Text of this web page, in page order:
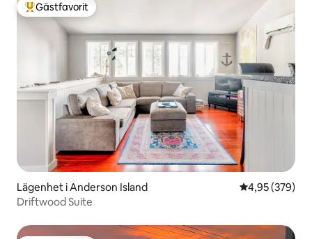
Populär gästfavorit
Gästfavorit
Lägenhet i Anderson Island 4,95 av 5 i
4,95 (379)
Driftwood Suite